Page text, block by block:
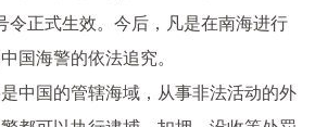
令正式生效。今后，凡是在南海进行
国海警的依法追究。
中国的管辖海域，从事非法活动的外